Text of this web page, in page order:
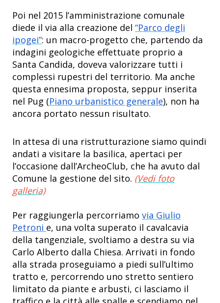
Poi nel 2015 l’amministrazione comunale
diede il via alla creazione del “Parco degli
ipogei”: un macro-progetto che, partendo da
indagini geologiche effettuate proprio a
Santa Candida, doveva valorizzare tutti i
complessi rupestri del territorio. Ma anche
questa ennesima proposta, seppur inserita
nel Pug (Piano urbanistico generale), non ha
ancora portato nessun risultato.
In attesa di una ristrutturazione siamo quindi
andati a visitare la basilica, apertaci per
l’occasione dall’ArcheoClub, che ha avuto dal
Comune la gestione del sito. (Vedi foto
galleria)
Per raggiungerla percorriamo via Giulio
Petroni e, una volta superato il cavalcavia
della tangenziale, svoltiamo a destra su via
Carlo Alberto dalla Chiesa. Arrivati in fondo
alla strada proseguiamo a piedi sull’ultimo
tratto e, percorrendo uno stretto sentiero
limitato da piante e arbusti, ci lasciamo il